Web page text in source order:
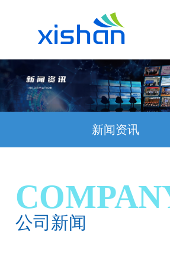
新闻资讯
公司新闻